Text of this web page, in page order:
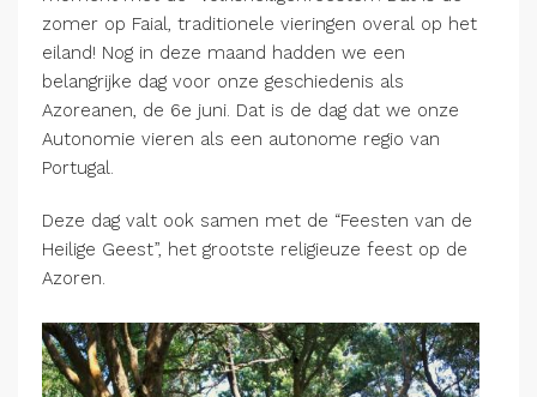
zomer op Faial, traditionele vieringen overal op het
eiland! Nog in deze maand hadden we een
belangrijke dag voor onze geschiedenis als
Azoreanen, de 6e juni. Dat is de dag dat we onze
Autonomie vieren als een autonome regio van
Portugal.
Deze dag valt ook samen met de “Feesten van de
Heilige Geest”, het grootste religieuze feest op de
Azoren.